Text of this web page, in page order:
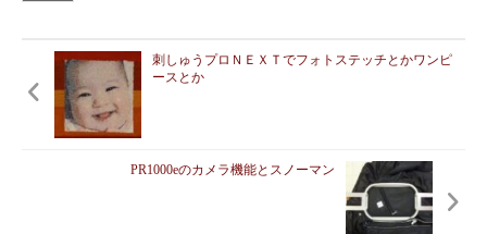
刺しゅうプロＮＥＸＴでフォトステッチとかワンピ
ースとか
PR1000eのカメラ機能とスノーマン